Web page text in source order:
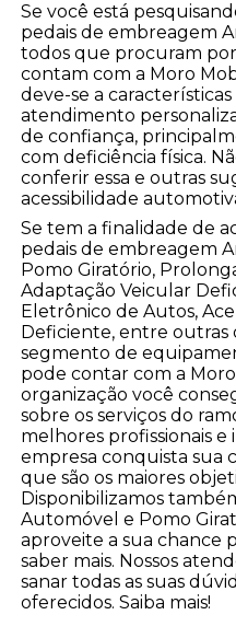
Se você está
pedais de embreagem
todos que procuram
contam com a Moro
deve-se a
atendimento
de confiança,
com deficiência física.
conferir essa e outras
acessibilidade
Se tem a finalidade de
pedais de embreagem
Pomo Giratório,
Adaptação Veicular
Eletrônico de Autos,
Deficiente, entre outras
segmento de
pode contar com a
organização você
sobre os serviços do
melhores profissionais e
empresa conquista sua
que são os maiores
Disponibilizamos
Automóvel e Pomo
aproveite a sua chance
saber mais. Nossos
sanar todas as suas
oferecidos. Saiba mais!